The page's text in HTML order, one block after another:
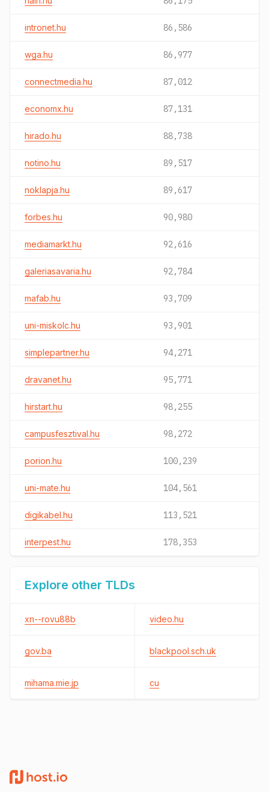
intronet.hu 86,586
wga.hu 86,977
connectmedia.hu 87,012
economx.hu 87,131
hirado.hu 88,738
notino.hu 89,517
noklapja.hu 89,617
forbes.hu 90,980
mediamarkt.hu 92,616
galeriasavaria.hu 92,784
mafab.hu 93,709
uni-miskolc.hu 93,901
simplepartner.hu 94,271
dravanet.hu 95,771
hirstart.hu 98,255
campusfesztival.hu 98,272
porion.hu 100,239
uni-mate.hu 104,561
digikabel.hu 113,521
interpest.hu 178,353
Explore other TLDs
xn--rovu88b video.hu
gov.ba blackpool.sch.uk
mihama.mie.jp cu